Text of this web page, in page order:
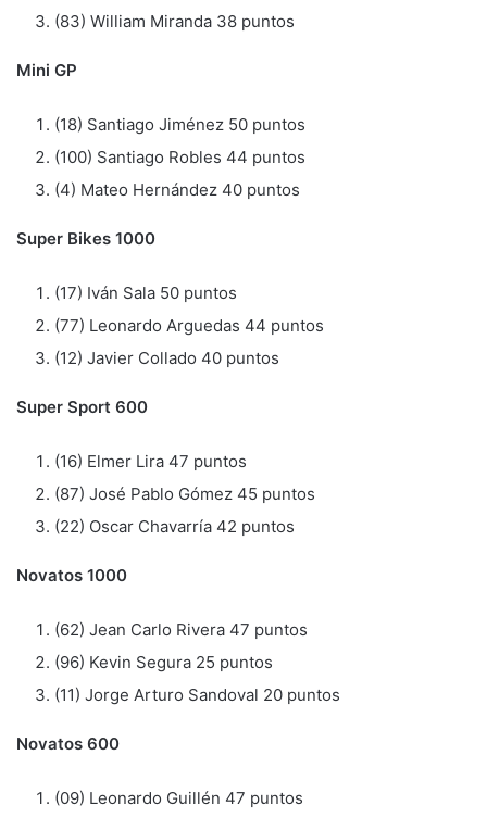
(83) William Miranda 38 puntos
Mini GP
(18) Santiago Jiménez 50 puntos
(100) Santiago Robles 44 puntos
(4) Mateo Hernández 40 puntos
Super Bikes 1000
(17) Iván Sala 50 puntos
(77) Leonardo Arguedas 44 puntos
(12) Javier Collado 40 puntos
Super Sport 600
(16) Elmer Lira 47 puntos
(87) José Pablo Gómez 45 puntos
(22) Oscar Chavarría 42 puntos
Novatos 1000
(62) Jean Carlo Rivera 47 puntos
(96) Kevin Segura 25 puntos
(11) Jorge Arturo Sandoval 20 puntos
Novatos 600
(09) Leonardo Guillén 47 puntos